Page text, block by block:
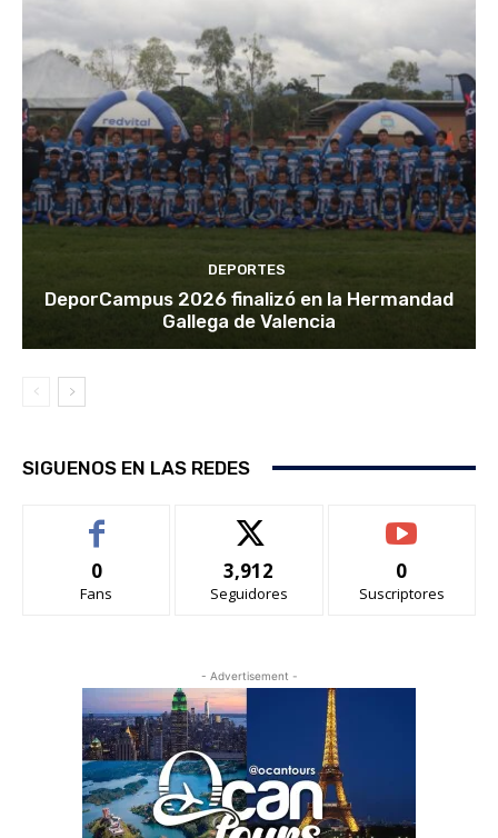
DEPORTES
DeporCampus 2026 finalizó en la Hermandad
Gallega de Valencia
SIGUENOS EN LAS REDES
0
Fans
3,912
Seguidores
0
Suscriptores
- Advertisement -